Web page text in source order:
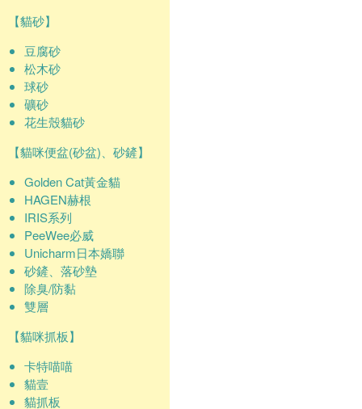
【貓砂】
豆腐砂
松木砂
球砂
礦砂
花生殼貓砂
【貓咪便盆(砂盆)、砂鏟】
Golden Cat黃金貓
HAGEN赫根
IRIS系列
PeeWee必威
Unicharm日本嬌聯
砂鏟、落砂墊
除臭/防黏
雙層
【貓咪抓板】
卡特喵喵
貓壹
貓抓板